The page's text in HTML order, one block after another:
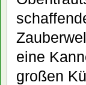
eine
großen